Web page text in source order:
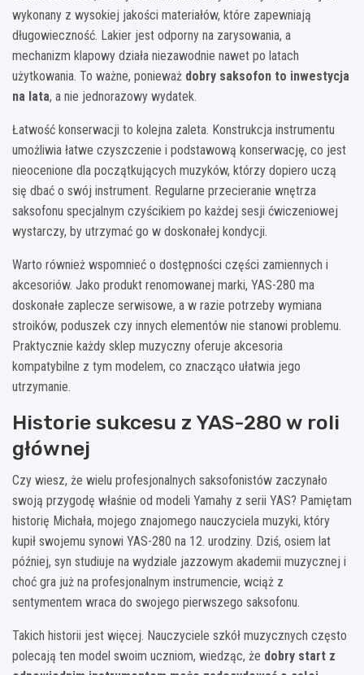
wykonany z wysokiej jakości materiałów, które zapewniają
długowieczność. Lakier jest odporny na zarysowania, a
mechanizm klapowy działa niezawodnie nawet po latach
użytkowania. To ważne, ponieważ dobry saksofon to inwestycja
na lata, a nie jednorazowy wydatek.
Łatwość konserwacji to kolejna zaleta. Konstrukcja instrumentu
umożliwia łatwe czyszczenie i podstawową konserwację, co jest
nieocenione dla początkujących muzyków, którzy dopiero uczą
się dbać o swój instrument. Regularne przecieranie wnętrza
saksofonu specjalnym czyścikiem po każdej sesji ćwiczeniowej
wystarczy, by utrzymać go w doskonałej kondycji.
Warto również wspomnieć o dostępności części zamiennych i
akcesoriów. Jako produkt renomowanej marki, YAS-280 ma
doskonałe zaplecze serwisowe, a w razie potrzeby wymiana
stroików, poduszek czy innych elementów nie stanowi problemu.
Praktycznie każdy sklep muzyczny oferuje akcesoria
kompatybilne z tym modelem, co znacząco ułatwia jego
utrzymanie.
Historie sukcesu z YAS-280 w roli
głównej
Czy wiesz, że wielu profesjonalnych saksofonistów zaczynało
swoją przygodę właśnie od modeli Yamahy z serii YAS? Pamiętam
historię Michała, mojego znajomego nauczyciela muzyki, który
kupił swojemu synowi YAS-280 na 12. urodziny. Dziś, osiem lat
później, syn studiuje na wydziale jazzowym akademii muzycznej i
choć gra już na profesjonalnym instrumencie, wciąż z
sentymentem wraca do swojego pierwszego saksofonu.
Takich historii jest więcej. Nauczyciele szkół muzycznych często
polecają ten model swoim uczniom, wiedząc, że dobry start z